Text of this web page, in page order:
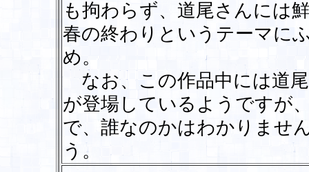
も拘わらず、道尾さんには
春の終わりというテーマに
め。
なお、この作品中には道
が登場しているようですが
で、誰なのかはわかりませ
う。